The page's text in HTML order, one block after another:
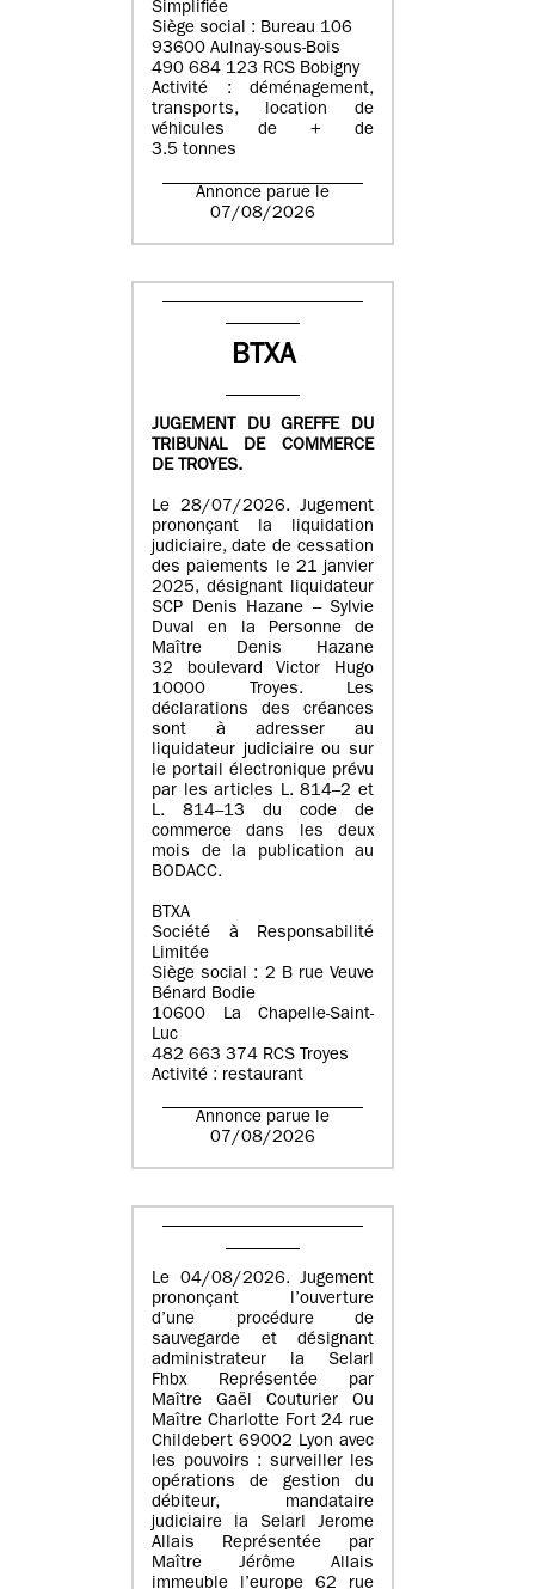
Simplifiée
Siège social : Bureau 106
93600 Aulnay-sous-Bois
490 684 123 RCS Bobigny
Activité : déménagement,
transports, location de
véhicules de + de
3.5 tonnes
Annonce parue le
07/08/2026
BTXA
JUGEMENT DU GREFFE DU
TRIBUNAL DE COMMERCE
DE TROYES.
Le 28/07/2026. Jugement
prononçant la liquidation
judiciaire, date de cessation
des paiements le 21 janvier
2025, désignant liquidateur
SCP Denis Hazane – Sylvie
Duval en la Personne de
Maître Denis Hazane
32 boulevard Victor Hugo
10000 Troyes. Les
déclarations des créances
sont à adresser au
liquidateur judiciaire ou sur
le portail électronique prévu
par les articles L. 814–2 et
L. 814–13 du code de
commerce dans les deux
mois de la publication au
BODACC.
BTXA
Société à Responsabilité
Limitée
Siège social : 2 B rue Veuve
Bénard Bodie
10600 La Chapelle-Saint-
Luc
482 663 374 RCS Troyes
Activité : restaurant
Annonce parue le
07/08/2026
Le 04/08/2026. Jugement
prononçant l’ouverture
d’une procédure de
sauvegarde et désignant
administrateur la Selarl
Fhbx Représentée par
Maître Gaël Couturier Ou
Maître Charlotte Fort 24 rue
Childebert 69002 Lyon avec
les pouvoirs : surveiller les
opérations de gestion du
débiteur, mandataire
judiciaire la Selarl Jerome
Allais Représentée par
Maître Jérôme Allais
immeuble l’europe 62 rue